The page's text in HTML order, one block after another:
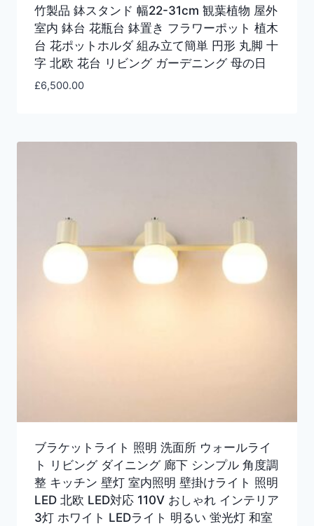
竹製品 鉢スタンド 幅22-31cm 観葉植物 屋外
室内 鉢台 花瓶台 鉢置き フラワーポット 植木
台 花ポットホルダ 組み立て簡単 円形 丸脚 十
字 北欧 花台 リビング ガーデニング 母の日
£6,500.00
ブラケットライト 照明 洗面所 ウォールライ
ト リビング ダイニング 廊下 シンプル 角度調
整 キッチン 壁灯 室内照明 壁掛けライト 照明
LED 北欧 LED対応 110V おしゃれ インテリア
3灯 ホワイト LEDライト 明るい 蛍光灯 和室